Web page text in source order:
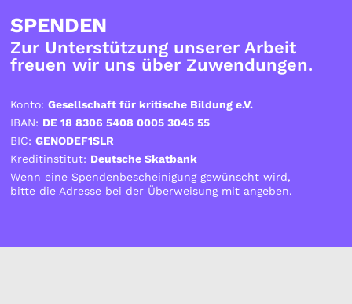
SPENDEN
Zur Unterstützung unserer Arbeit
freuen wir uns über Zuwendungen.
Konto:Gesellschaft für kritische Bildung e.V.
IBAN: DE 18 8306 5408 0005 3045 55
BIC:GENODEF1SLR
Kreditinstitut: Deutsche Skatbank
Wenn eine Spendenbescheinigung gewünscht wird,
bitte die Adresse bei der Überweisung mit angeben.